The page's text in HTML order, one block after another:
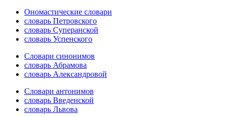
Ономастические словари
словарь Петровского
словарь Суперанской
словарь Успенского
Словари синонимов
словарь Абрамова
словарь Александровой
Словари антонимов
словарь Введенской
словарь Львова